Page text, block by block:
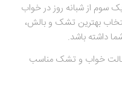
سوم از شبانه روز در خواب
بهترین تشک و بالش،
داشته باشد.
خواب و تشک مناسب